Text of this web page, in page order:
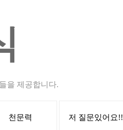
을 제공합니다.
천문력 저 질문있어요!!